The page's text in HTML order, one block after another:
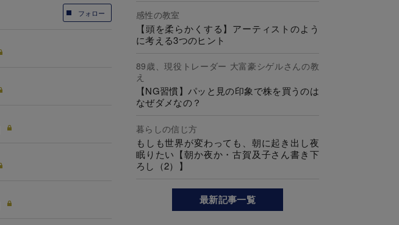
フォロー 感性の教室
【頭を柔らかくする】アーティストのよう
に考える3つのヒント
89歳、現役トレーダー 大富豪シゲルさんの教
え
【NG習慣】パッと見の印象で株を買うのは
なぜダメなの？
暮らしの信じ方
もしも世界が変わっても、朝に起き出し夜
眠りたい【朝か夜か・古賀及子さん書き下
ろし（2）】
最新記事一覧